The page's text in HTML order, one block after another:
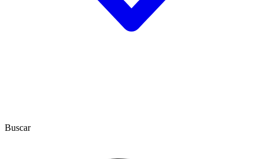
Buscar